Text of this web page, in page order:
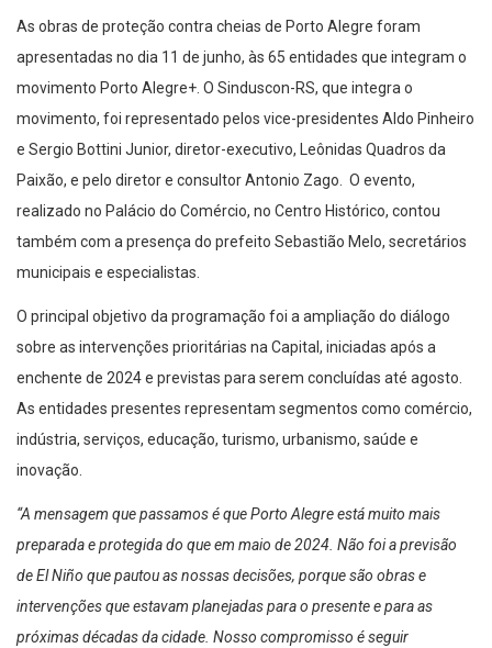
As obras de proteção contra cheias de Porto Alegre foram
apresentadas no dia 11 de junho, às 65 entidades que integram o
movimento Porto Alegre+. O Sinduscon-RS, que integra o
movimento, foi representado pelos vice-presidentes Aldo Pinheiro
e Sergio Bottini Junior, diretor-executivo, Leônidas Quadros da
Paixão, e pelo diretor e consultor Antonio Zago. O evento,
realizado no Palácio do Comércio, no Centro Histórico, contou
também com a presença do prefeito Sebastião Melo, secretários
municipais e especialistas.
O principal objetivo da programação foi a ampliação do diálogo
sobre as intervenções prioritárias na Capital, iniciadas após a
enchente de 2024 e previstas para serem concluídas até agosto.
As entidades presentes representam segmentos como comércio,
indústria, serviços, educação, turismo, urbanismo, saúde e
inovação.
“A mensagem que passamos é que Porto Alegre está muito mais
preparada e protegida do que em maio de 2024. Não foi a previsão
de El Niño que pautou as nossas decisões, porque são obras e
intervenções que estavam planejadas para o presente e para as
próximas décadas da cidade. Nosso compromisso é seguir